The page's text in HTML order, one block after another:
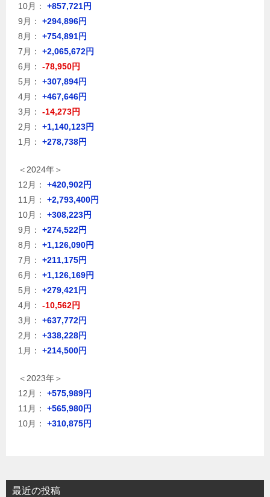
10月：
+857,721円
9月：
+294,896円
8月：
+754,891円
7月：
+2,065,672円
6月：
-78,950円
5月：
+307,894円
4月：
+467,646円
3月：
-14,273円
2月：
+1,140,123円
1月：
+278,738円
＜2024年＞
12月：
+420,902円
11月：
+2,793,400円
10月：
+308,223円
9月：
+274,522円
8月：
+1,126,090円
7月：
+211,175円
6月：
+1,126,169円
5月：
+279,421円
4月：
-10,562円
3月：
+637,772円
2月：
+338,228円
1月：
+214,500円
＜2023年＞
12月：
+575,989円
11月：
+565,980円
10月：
+310,875円
最近の投稿